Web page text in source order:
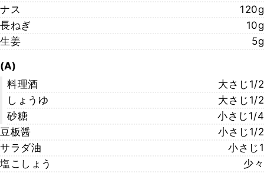
ナス
120g
長ねぎ
10g
生姜
5g
(A)
料理酒
大さじ1/2
しょうゆ
大さじ1/2
砂糖
小さじ1/4
豆板醤
小さじ1/2
サラダ油
小さじ1
塩こしょう
少々